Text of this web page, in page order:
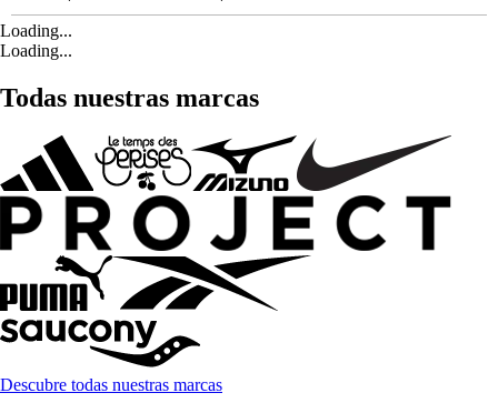
Loading...
Loading...
Todas nuestras marcas
Descubre todas nuestras marcas